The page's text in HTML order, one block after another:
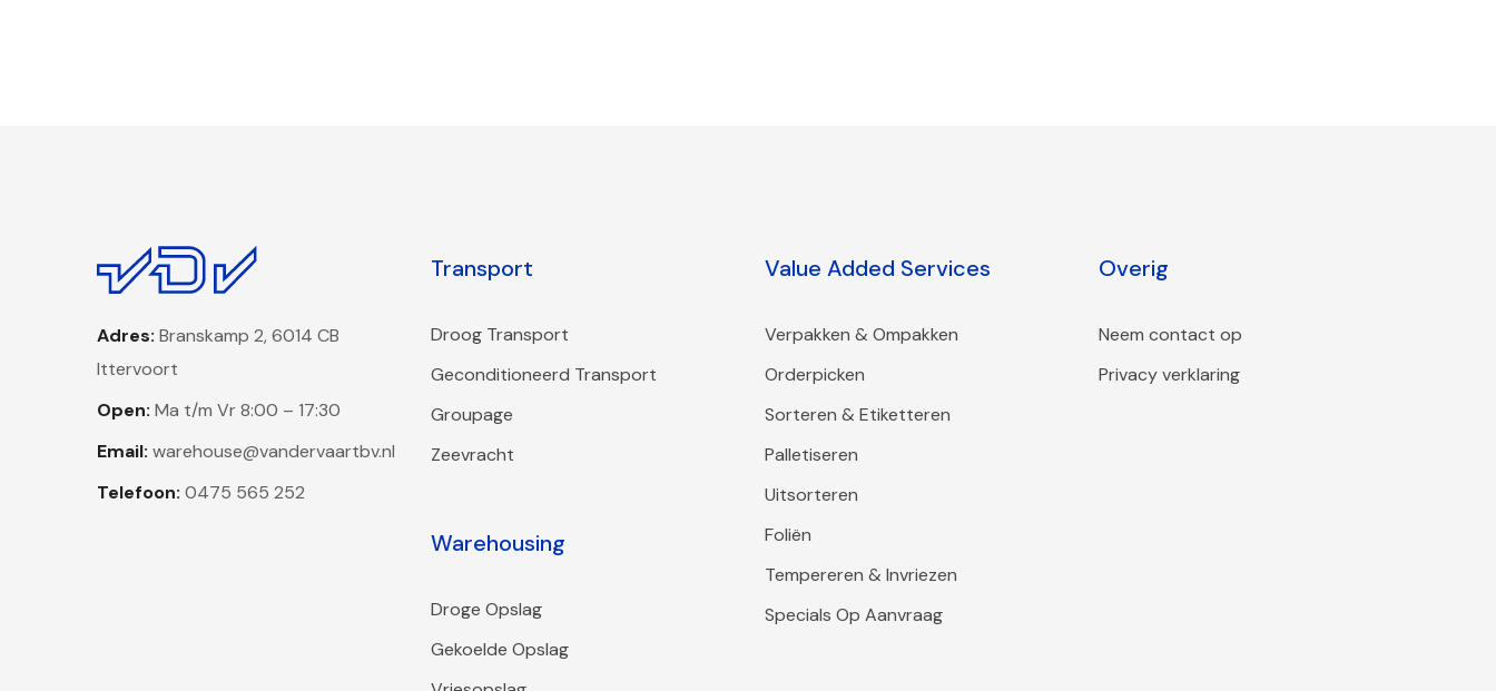
Adres: Branskamp 2, 6014 CB
Ittervoort
Open: Ma t/m Vr 8:00 – 17:30
Email: warehouse@vandervaartbv.nl
Telefoon: 0475 565 252
Transport
Droog Transport
Geconditioneerd Transport
Groupage
Zeevracht
Warehousing
Droge Opslag
Gekoelde Opslag
Value Added Services
Verpakken & Ompakken
Orderpicken
Sorteren & Etiketteren
Palletiseren
Uitsorteren
Foliën
Tempereren & Invriezen
Specials Op Aanvraag
Overig
Neem contact op
Privacy verklaring